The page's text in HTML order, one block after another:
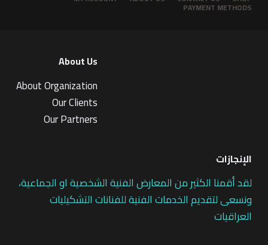
PAYMENT METHODS
About Us
About Organization
Our Clients
Our Partners
الإنجازات
لقد أقمنا الكثير من المعارض الفنية الشخصية او الجماعية،
ونسعى لتقديم الخدمات الفنية للفنانات التشكيليات
العراقيات